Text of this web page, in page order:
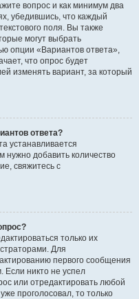
вопрос и как минимум два
убедившись, что каждый
поля. Вы также
могут выбрать
опции «Вариантов ответа»,
что опрос будет
изменять вариант, за который
ответа?
устанавливается
добавить количество
свяжитесь с
только их
Для
первого сообщения
Если никто не успел
или отредактировать любой
проголосовал, то только